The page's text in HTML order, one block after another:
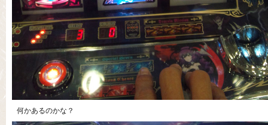
何かあるのかな？